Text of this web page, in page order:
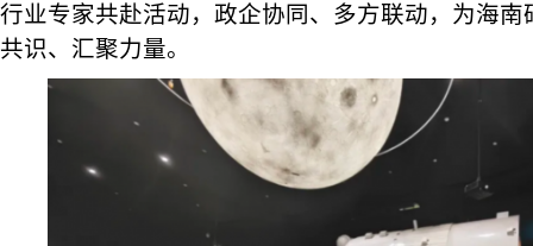
行业专家共赴活动，政企协同、多方联动，为海
共识、汇聚力量。